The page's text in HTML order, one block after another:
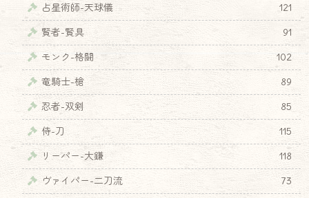
占星術師-天球儀
121
賢者-賢具
91
モンク-格闘
102
竜騎士-槍
89
忍者-双剣
85
侍-刀
115
リーパー-大鎌
118
ヴァイパー-二刀流
73